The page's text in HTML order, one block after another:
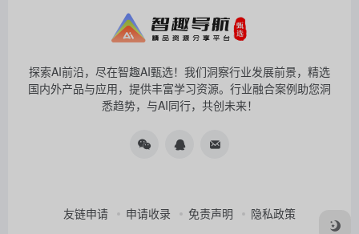
探索AI前沿，尽在智趣AI甄选！我们洞察行业发展前景，精选
国内外产品与应用，提供丰富学习资源。行业融合案例助您洞
悉趋势，与AI同行，共创未来！
友链申请 申请收录 免责声明 隐私政策